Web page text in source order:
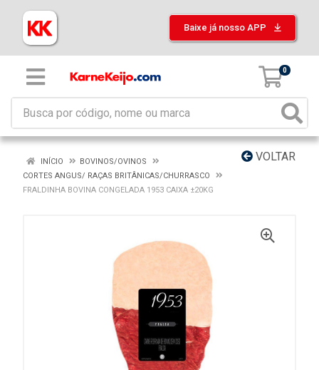
Baixe já nosso APP
0
VOLTAR
INÍCIO
BOVINOS/OVINOS
CORTES ANGUS/ RAÇAS BRITÂNICAS/CHURRASCO
FRALDINHA BOVINA CONGELADA 1953 CAIXA ±20KG